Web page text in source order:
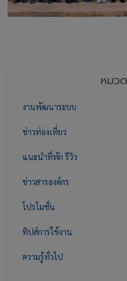
หมวด
งานพัฒนาระบบ
ข่าวท่องเที่ยว
แนะนำที่พัก รีวิว
ข่าวสารองค์กร
โปรโมชั่น
ทิปส์การใช้งาน
ความรู้ทั่วไป